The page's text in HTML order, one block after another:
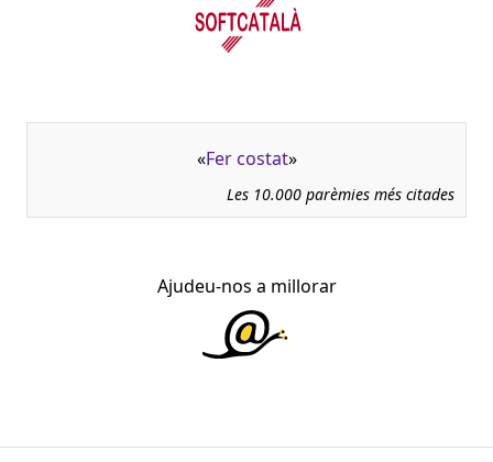
«Fer costat»
Les 10.000 parèmies més citades
Ajudeu-nos a millorar